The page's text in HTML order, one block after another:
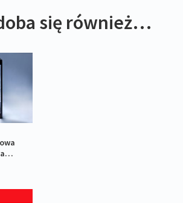
się również…